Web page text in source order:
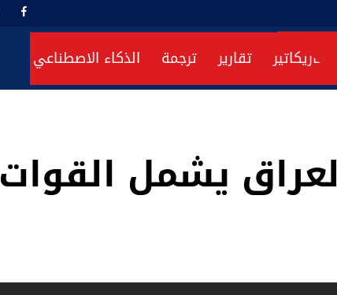
كاريكاتير تقارير ترجمة الذكاء الاصطناعي
يشمل القوات